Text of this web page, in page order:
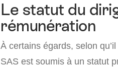
Le statut du
rémunération
À certains égards, selon
SAS est soumis à un statut